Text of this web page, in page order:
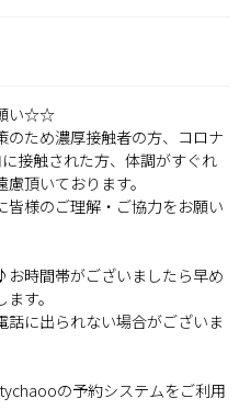
い☆☆
のため濃厚接触者の方、コロナ
接触された方、体調がすぐれ
頂いております。
様のご理解・ご協力をお願い
時間帯がございましたら早め
す。
話に出られない場合がございま
の予約システムをご利用